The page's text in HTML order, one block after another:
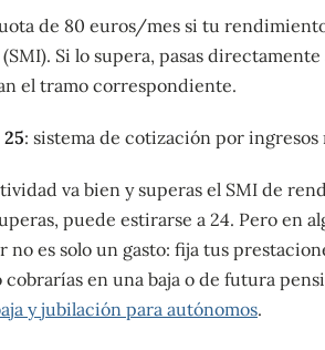
de 80 euros/mes si tu
Si lo supera, pasas
el tramo correspondiente.
: sistema de cotización por
va bien y superas el SMI de
puede estirarse a 24. Pero en
no es solo un gasto: fija tus
en una baja o de futura
y jubilación para autónomos.